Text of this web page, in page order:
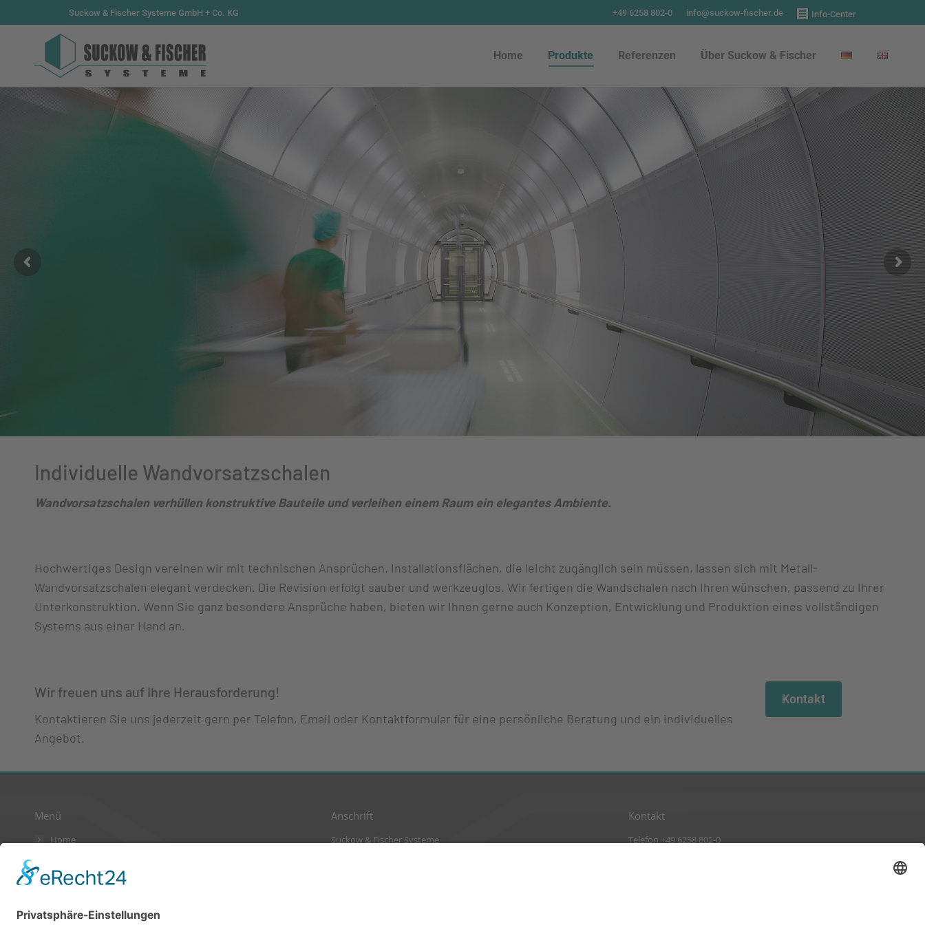
Suckow & Fischer Systeme GmbH + Co. KG +49 6258 802-0 info@suckow-fischer.de Info-Center
Home Produkte Referenzen Über Suckow & Fischer
Individuelle Wandvorsatzschalen
Wandvorsatzschalen verhüllen konstruktive Bauteile und verleihen einem Raum ein elegantes Ambiente.
Hochwertiges Design vereinen wir mit technischen Ansprüchen. Installationsflächen, die leicht zugänglich sein müssen, lassen sich mit Metall-
Wandvorsatzschalen elegant verdecken. Die Revision erfolgt sauber und werkzeuglos. Wir fertigen die Wandschalen nach Ihren wünschen, passend zu Ihrer
Unterkonstruktion. Wenn Sie ganz besondere Ansprüche haben, bieten wir Ihnen gerne auch Konzeption, Entwicklung und Produktion eines vollständigen
Systems aus einer Hand an.
Wir freuen uns auf Ihre Herausforderung!
Kontaktieren Sie uns jederzeit gern per Telefon, Email oder Kontaktformular für eine persönliche Beratung und ein individuelles
Angebot.
Kontakt
Menü
Home
AGB
Datenschutzerklärung
Anschrift
Suckow & Fischer Systeme
Kontakt
Telefon +49 6258 802-0
Home Produkte Referenzen Über Suckow & Fischer